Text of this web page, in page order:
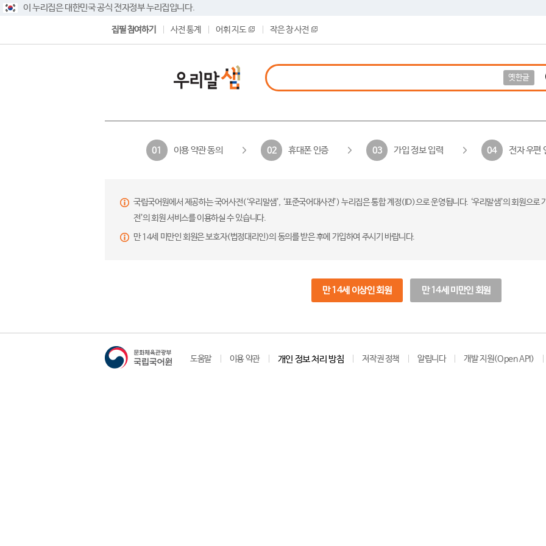
이 누리집은 대한민국 공식 전자정부 누리집입니다.
집필 참여하기 사전 통계 어휘 지도 작은 창 사전
옛한글
01 이용 약관 동의 02 휴대폰 인증 03 가입 정보 입력 04 전자 우편
국립국어원에서 제공하는 국어사전(‘우리말샘’, ‘표준국어대사전’) 누리집은 통합 계정(ID)으로 운영됩니다. ‘우리말샘’의 회원으
전’의 회원 서비스를 이용하실 수 있습니다.
만 14세 미만인 회원은 보호자(법정대리인)의 동의를 받은 후에 가입하여 주시기 바랍니다.
만 14세 이상인 회원 만 14세 미만인 회원
도움말 이용 약관 개인 정보 처리 방침 저작권 정책 알립니다 개발 지원(Open API)